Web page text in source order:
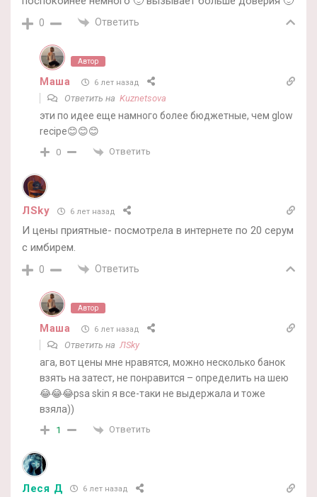
0 Ответить
Автор
Маша 6 лет назад
Ответить на Kuznetsova
эти по идее еще намного более бюджетные, чем glow
recipe😊😊😊
0 Ответить
ЛSky 6 лет назад
И цены приятные- посмотрела в интернете по 20 серум
с имбирем.
0 Ответить
Автор
Маша 6 лет назад
Ответить наЛSky
ага, вот цены мне нравятся, можно несколько банок
взять на затест, не понравится – определить на шею
😂😂😂psa skin я все-таки не выдержала и тоже
взяла))
1 Ответить
Леся Д 6 лет назад